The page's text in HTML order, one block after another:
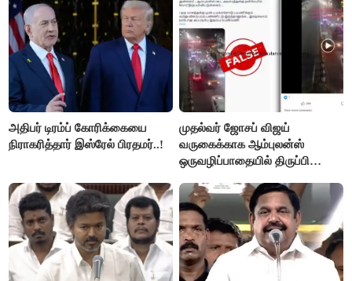
அதிபர் டிரம்ப் கோரிக்கையை
நிராகரித்தார் இஸ்ரேல் பிரதமர்..!
முதல்வர் ஜோசப் விஜய்
வருகைக்காக ஆம்புலன்ஸ்
ஒருவழிப்பாதையில் திருப்பி
தான்..!